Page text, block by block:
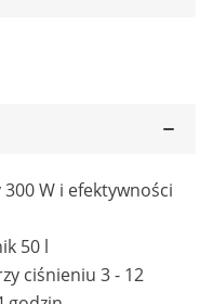
W i efektywności
50 l
ciśnieniu 3 - 12